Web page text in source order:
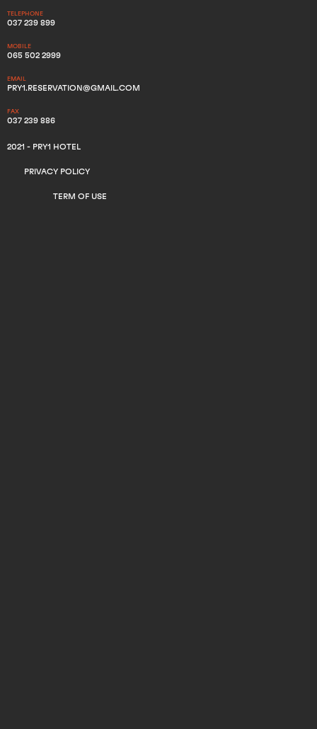
TELEPHONE
037 239 899
MOBILE
065 502 2999
EMAIL
PRY1.RESERVATION@GMAIL.COM
FAX
037 239 886
2021 - PRY1 HOTEL
PRIVACY POLICY
TERM OF USE